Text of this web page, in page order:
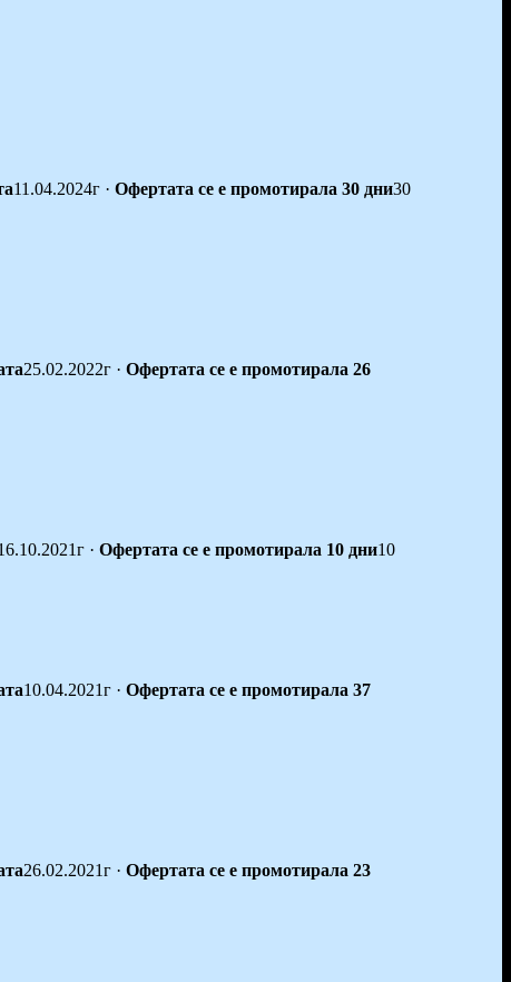
11.04.2024г · Офертата се е промотирала 30 дни30
25.02.2022г · Офертата се е промотирала 26
· Офертата се е промотирала 10 дни10
10.04.2021г · Офертата се е промотирала 37
26.02.2021г · Офертата се е промотирала 23